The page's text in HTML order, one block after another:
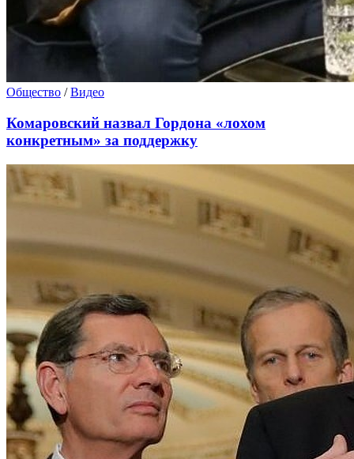
Общество /Видео
Комаровский назвал Гордона «лохом
конкретным» за поддержку